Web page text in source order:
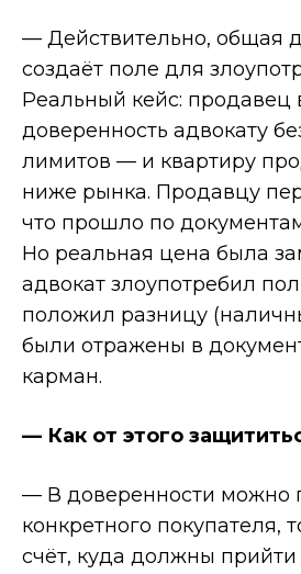
— Действительно, общая
создаёт поле для
Реальный кейс: продавец
доверенность адвокату
лимитов — и квартиру
ниже рынка. Продавцу
что прошло по
Но реальная цена была
адвокат злоупотребил
положил разницу
были отражены в
карман.
— Как от этого
— В доверенности можно
конкретного покупателя,
счёт, куда должны прийти